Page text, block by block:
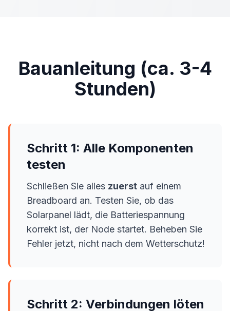
Bauanleitung (ca. 3-4
Stunden)
Schritt 1: Alle Komponenten
testen
Schließen Sie alles zuerst auf einem
Breadboard an. Testen Sie, ob das
Solarpanel lädt, die Batteriespannung
korrekt ist, der Node startet. Beheben Sie
Fehler jetzt, nicht nach dem Wetterschutz!
Schritt 2: Verbindungen löten